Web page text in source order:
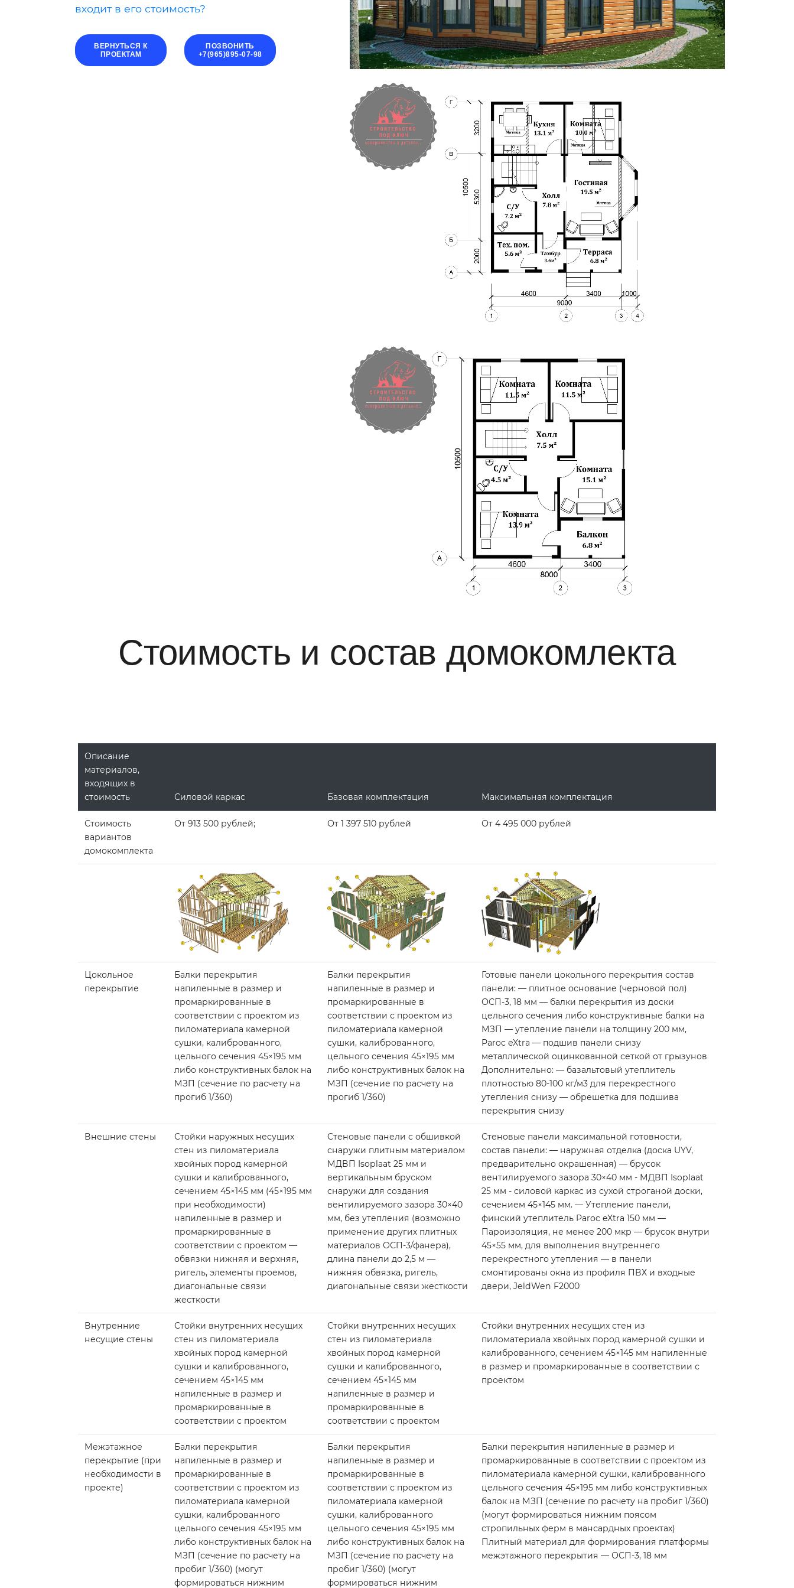
входит в его стоимость?
ВЕРНУТЬСЯ К
ПРОЕКТАМ
ПОЗВОНИТЬ
+7(965)895-07-98
Стоимость и состав домокомлекта
Описание
материалов,
входящих в
стоимость
Силовой каркас Базовая комплектация Максимальная комплектация
Стоимость
вариантов
домокомплекта
От 913 500 рублей; От 1 397 510 рублей От 4 495 000 рублей
Цокольное
перекрытие
Балки перекрытия
напиленные в размер и
промаркированные в
соответствии с проектом из
пиломатериала камерной
сушки, калиброванного,
цельного сечения 45×195 мм
либо конструктивных балок на
МЗП (сечение по расчету на
прогиб 1/360)
Балки перекрытия
напиленные в размер и
промаркированные в
соответствии с проектом из
пиломатериала камерной
сушки, калиброванного,
цельного сечения 45×195 мм
либо конструктивных балок на
МЗП (сечение по расчету на
прогиб 1/360)
Готовые панели цокольного перекрытия состав
панели: — плитное основание (черновой пол)
ОСП-3, 18 мм — балки перекрытия из доски
цельного сечения либо конструктивные балки на
МЗП — утепление панели на толщину 200 мм,
Paroc eXtra — подшив панели снизу
металлической оцинкованной сеткой от грызунов
Дополнительно: — базальтовый утеплитель
плотностью 80-100 кг/м3 для перекрестного
утепления снизу — обрешетка для подшива
перекрытия снизу
Внешние стены
Стойки наружных несущих
стен из пиломатериала
хвойных пород камерной
сушки и калиброванного,
сечением 45×145 мм (45×195 мм
при необходимости)
напиленные в размер и
промаркированные в
соответствии с проектом —
обвязки нижняя и верхняя,
ригель, элементы проемов,
диагональные связи
жесткости
Стеновые панели с обшивкой
снаружи плитным материалом
МДВП Isoplaat 25 мм и
вертикальным бруском
снаружи для создания
вентилируемого зазора 30×40
мм, без утепления (возможно
применение других плитных
материалов ОСП-3/фанера),
длина панели до 2,5 м —
нижняя обвязка, ригель,
диагональные связи жесткости
Стеновые панели максимальной готовности,
состав панели: — наружная отделка (доска UYV,
предварительно окрашенная) — брусок
вентилируемого зазора 30×40 мм - МДВП Isoplaat
25 мм - силовой каркас из сухой строганой доски,
сечением 45×145 мм. — Утепление панели,
финский утеплитель Paroc eXtra 150 мм —
Пароизоляция, не менее 200 мкр — брусок внутри
45×55 мм, для выполнения внутреннего
перекрестного утепления — в панели
смонтированы окна из профиля ПВХ и входные
двери, JeldWen F2000
Внутренние
несущие стены
Стойки внутренних несущих
стен из пиломатериала
хвойных пород камерной
сушки и калиброванного,
сечением 45×145 мм
напиленные в размер и
промаркированные в
соответствии с проектом
Стойки внутренних несущих
стен из пиломатериала
хвойных пород камерной
сушки и калиброванного,
сечением 45×145 мм
напиленные в размер и
промаркированные в
соответствии с проектом
Стойки внутренних несущих стен из
пиломатериала хвойных пород камерной сушки и
калиброванного, сечением 45×145 мм напиленные
в размер и промаркированные в соответствии с
проектом
Межэтажное
перекрытие (при
необходимости в
проекте)
Балки перекрытия
напиленные в размер и
промаркированные в
соответствии с проектом из
пиломатериала камерной
сушки, калиброванного
цельного сечения 45×195 мм
либо конструктивных балок на
МЗП (сечение по расчету на
пробиг 1/360) (могут
формироваться нижним
Балки перекрытия
напиленные в размер и
промаркированные в
соответствии с проектом из
пиломатериала камерной
сушки, калиброванного
цельного сечения 45×195 мм
либо конструктивных балок на
МЗП (сечение по расчету на
пробиг 1/360) (могут
формироваться нижним
Балки перекрытия напиленные в размер и
промаркированные в соответствии с проектом из
пиломатериала камерной сушки, калиброванного
цельного сечения 45×195 мм либо конструктивных
балок на МЗП (сечение по расчету на пробиг 1/360)
(могут формироваться нижним поясом
стропильных ферм в мансардных проектах)
Плитный материал для формирования платформы
межэтажного перекрытия — ОСП-3, 18 мм